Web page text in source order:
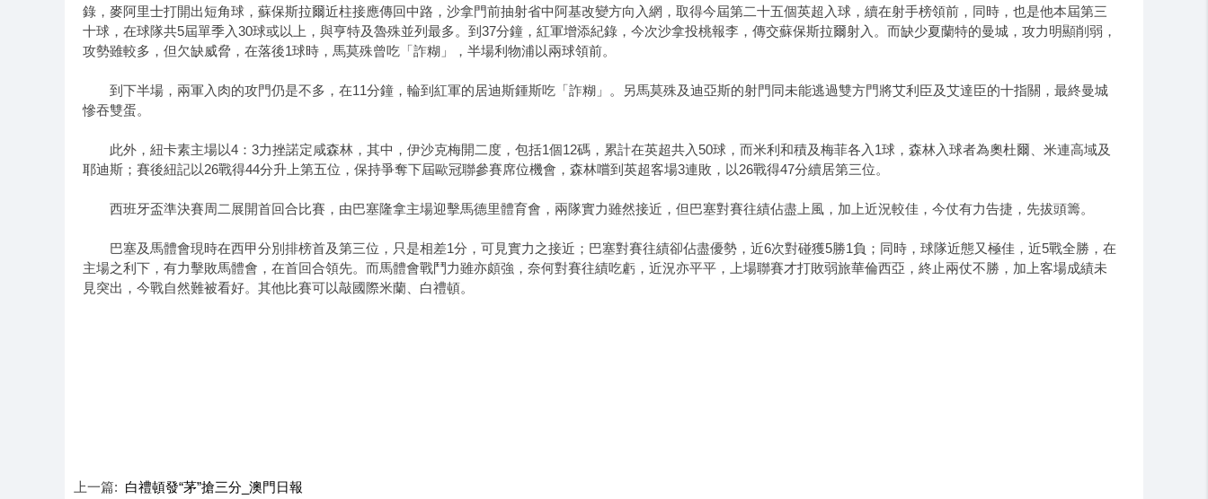
錄，麥阿里士打開出短角球，蘇保斯拉爾近柱接應傳回中路，沙拿門前抽射省中阿基改變方向入網，取得今屆第二十五個英超入球，續在射手榜領前，同時，也是他本屆第三
十球，在球隊共5屆單季入30球或以上，與亨特及魯殊並列最多。到37分鐘，紅軍增添紀錄，今次沙拿投桃報李，傳交蘇保斯拉爾射入。而缺少夏蘭特的曼城，攻力明顯削弱，
攻勢雖較多，但欠缺威脅，在落後1球時，馬莫殊曾吃「詐糊」，半場利物浦以兩球領前。
到下半場，兩軍入肉的攻門仍是不多，在11分鐘，輪到紅軍的居迪斯鍾斯吃「詐糊」。另馬莫殊及迪亞斯的射門同未能逃過雙方門將艾利臣及艾達臣的十指關，最終曼城
慘吞雙蛋。
此外，紐卡素主場以4：3力挫諾定咸森林，其中，伊沙克梅開二度，包括1個12碼，累計在英超共入50球，而米利和積及梅菲各入1球，森林入球者為奧杜爾、米連高域及
耶迪斯；賽後紐記以26戰得44分升上第五位，保持爭奪下屆歐冠聯參賽席位機會，森林嚐到英超客場3連敗，以26戰得47分續居第三位。
西班牙盃準決賽周二展開首回合比賽，由巴塞隆拿主場迎擊馬德里體育會，兩隊實力雖然接近，但巴塞對賽往績佔盡上風，加上近況較佳，今仗有力告捷，先拔頭籌。
巴塞及馬體會現時在西甲分別排榜首及第三位，只是相差1分，可見實力之接近；巴塞對賽往績卻佔盡優勢，近6次對碰獲5勝1負；同時，球隊近態又極佳，近5戰全勝，在
主場之利下，有力擊敗馬體會，在首回合領先。而馬體會戰鬥力雖亦頗強，奈何對賽往績吃虧，近況亦平平，上場聯賽才打敗弱旅華倫西亞，終止兩仗不勝，加上客場成績未
見突出，今戰自然難被看好。其他比賽可以敲國際米蘭、白禮頓。
上一篇: 白禮頓發“茅”搶三分_澳門日報